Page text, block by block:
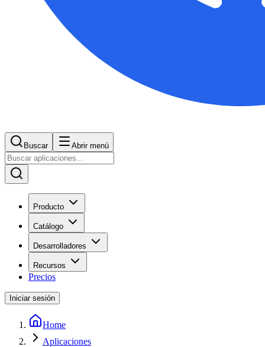
Buscar Abrir menú
Producto
Catálogo
Desarrolladores
Recursos
Precios
Iniciar sesión
Home
Aplicaciones